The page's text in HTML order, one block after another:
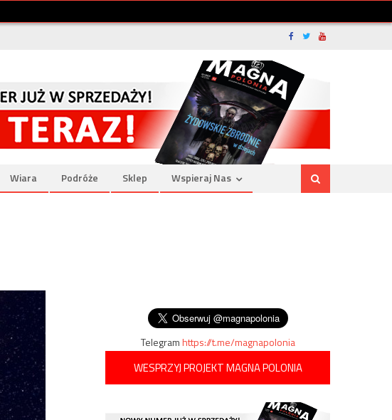
Wiara Podróże Sklep Wspieraj Nas
Telegramhttps://t.me/magnapolonia
WESPRZYJ PROJEKT MAGNA POLONIA